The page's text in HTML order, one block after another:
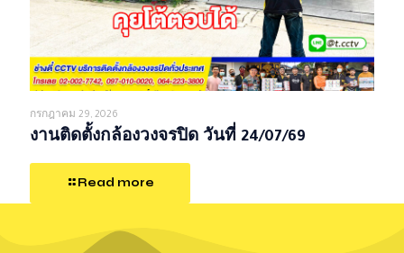
กรกฎาคม 29, 2026
งานติดตั้งกล้องวงจรปิด วันที่ 24/07/69
Read more